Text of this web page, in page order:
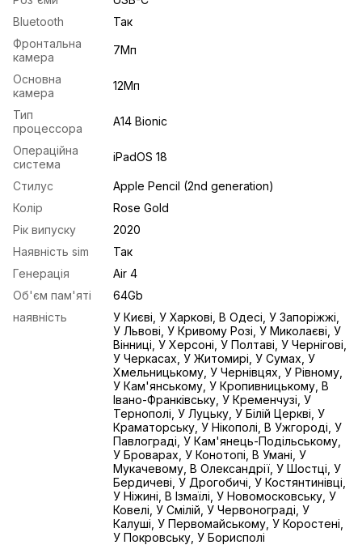
Bluetooth
Так
Фронтальна
камера
7Мп
Основна
камера
12Мп
Тип
процессора
A14 Bionic
Операційна
система
iPadOS 18
Стилус
Apple Pencil (2nd generation)
Колір
Rose Gold
Рік випуску
2020
Наявність sim
Так
Генерація
Air 4
Об'єм пам'яті
64Gb
наявність
У Києві, У Харкові, В Одесі, У Запоріжжі,
У Львові, У Кривому Розі, У Миколаєві, У
Вінниці, У Херсоні, У Полтаві, У Чернігові,
У Черкасах, У Житомирі, У Сумах, У
Хмельницькому, У Чернівцях, У Рівному,
У Кам'янському, У Кропивницькому, В
Івано-Франківську, У Кременчузі, У
Тернополі, У Луцьку, У Білій Церкві, У
Краматорську, У Нікополі, В Ужгороді, У
Павлограді, У Кам'янець-Подільському,
У Броварах, У Конотопі, В Умані, У
Мукачевому, В Олександрії, У Шостці, У
Бердичеві, У Дрогобичі, У Костянтинівці,
У Ніжині, В Ізмаїлі, У Новомосковську, У
Ковелі, У Смілій, У Червонограді, У
Калуші, У Первомайському, У Коростені,
У Покровську, У Борисполі